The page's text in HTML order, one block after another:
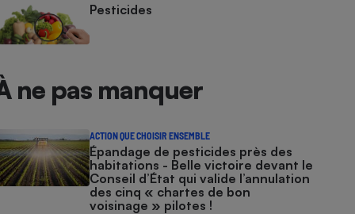
Pesticides
ne pas manquer
ACTION QUE CHOISIR ENSEMBLE
Épandage de pesticides près des
habitations - Belle victoire devant le
Conseil d’État qui valide l’annulation
des cinq « chartes de bon
voisinage » pilotes !